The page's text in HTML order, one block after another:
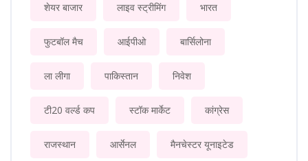
शेयर बाजार लाइव स्ट्रीमिंग भारत
फुटबॉल मैच आईपीओ बार्सिलोना
ला लीगा पाकिस्तान निवेश
टी20 वर्ल्ड कप स्टॉक मार्केट कांग्रेस
राजस्थान आर्सेनल मैनचेस्टर यूनाइटेड